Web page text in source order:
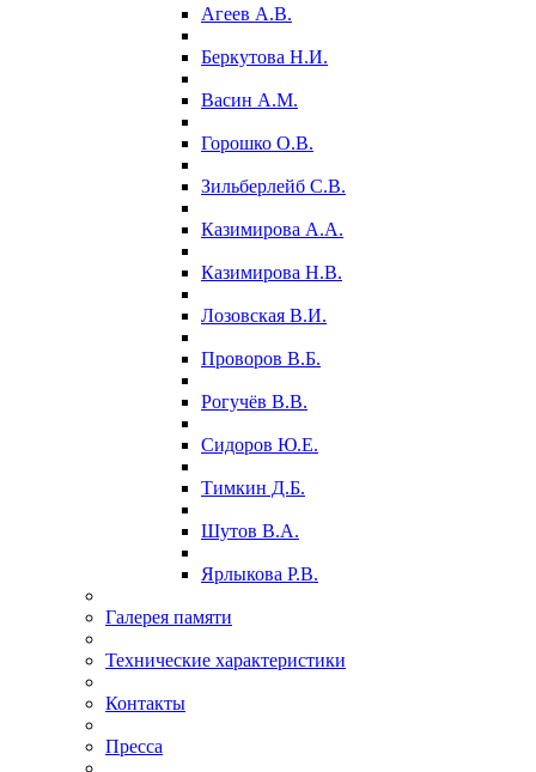
Агеев А.В.
Беркутова Н.И.
Васин А.М.
Горошко О.В.
Зильберлейб С.В.
Казимирова А.А.
Казимирова Н.В.
Лозовская В.И.
Проворов В.Б.
Рогучёв В.В.
Сидоров Ю.Е.
Тимкин Д.Б.
Шутов В.А.
Ярлыкова Р.В.
Галерея памяти
Технические характеристики
Контакты
Пресса